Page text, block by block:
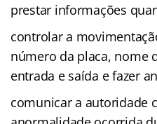
prestar informações
controlar a
número da placa, nome
entrada e saída e fazer
comunicar a autoridade